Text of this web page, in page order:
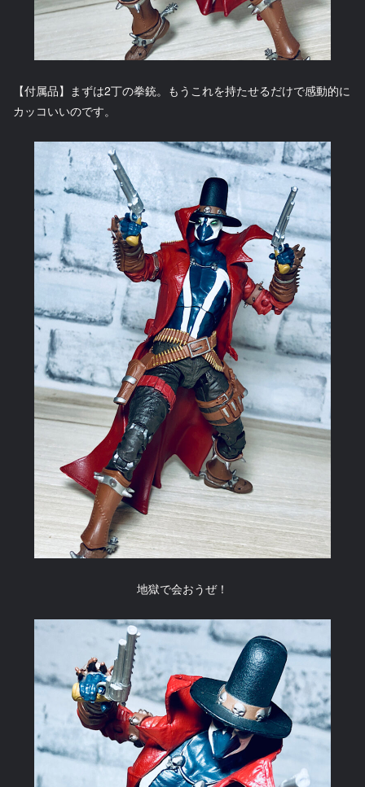
【付属品】まずは2丁の拳銃。もうこれを持たせるだけで感動的に
カッコいいのです。
地獄で会おうぜ！